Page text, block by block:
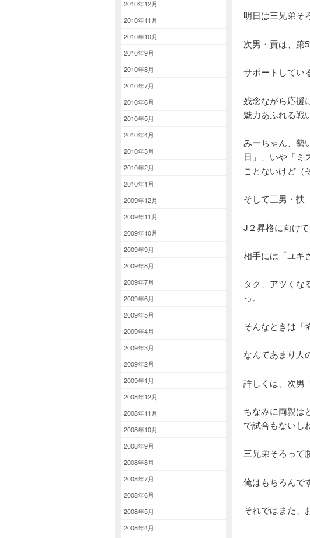
2010年12月
2010年11月
2010年10月
2010年9月
2010年8月
2010年7月
2010年6月
2010年5月
2010年4月
2010年3月
2010年2月
2010年1月
2009年12月
2009年11月
2009年10月
2009年9月
2009年8月
2009年7月
2009年6月
2009年5月
2009年4月
2009年3月
2009年2月
2009年1月
2008年12月
2008年11月
2008年10月
2008年9月
2008年8月
2008年7月
2008年6月
2008年5月
2008年4月
明日は三兄弟そ
次男・貢は、第
サポートしてい
残念ながら応援
魅力あふれる戦
みーちゃん、勢
日」、いや「ミ
ことないけど（
そして三男・扶
J２昇格に向け
相手には「ユキ
タク、アツくな
っ。
そんなときは「
なんてあまり人
詳しくは、次男
ちなみに両親は
で試合もないし
三兄弟そろって
俺はもちろんで
それではまた、